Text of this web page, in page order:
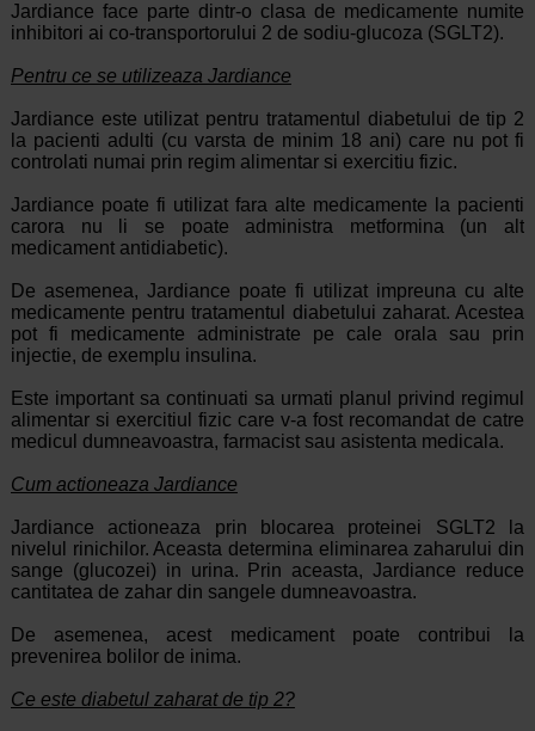
Jardiance face parte dintr-o clasa de medicamente numite
inhibitori ai co-transportorului 2 de sodiu-glucoza (SGLT2).
Pentru ce se utilizeaza Jardiance
Jardiance este utilizat pentru tratamentul diabetului de tip 2
la pacienti adulti (cu varsta de minim 18 ani) care nu pot fi
controlati numai prin regim alimentar si exercitiu fizic.
Jardiance poate fi utilizat fara alte medicamente la pacienti
carora nu li se poate administra metformina (un alt
medicament antidiabetic).
De asemenea, Jardiance poate fi utilizat impreuna cu alte
medicamente pentru tratamentul diabetului zaharat. Acestea
pot fi medicamente administrate pe cale orala sau prin
injectie, de exemplu insulina.
Este important sa continuati sa urmati planul privind regimul
alimentar si exercitiul fizic care v-a fost recomandat de catre
medicul dumneavoastra, farmacist sau asistenta medicala.
Cum actioneaza Jardiance
Jardiance actioneaza prin blocarea proteinei SGLT2 la
nivelul rinichilor. Aceasta determina eliminarea zaharului din
sange (glucozei) in urina. Prin aceasta, Jardiance reduce
cantitatea de zahar din sangele dumneavoastra.
De asemenea, acest medicament poate contribui la
prevenirea bolilor de inima.
Ce este diabetul zaharat de tip 2?